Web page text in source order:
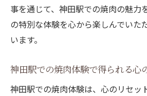
事を通じて、神田駅での焼肉の魅力
の特別な体験を心から楽しんでいた
います。
神田駅での焼肉体験で得られる心
神田駅での焼肉体験は、心のリセッ